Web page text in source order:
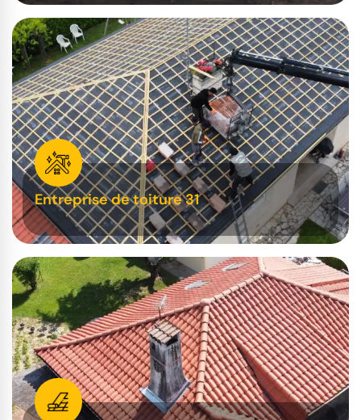
Entreprise de toiture 31